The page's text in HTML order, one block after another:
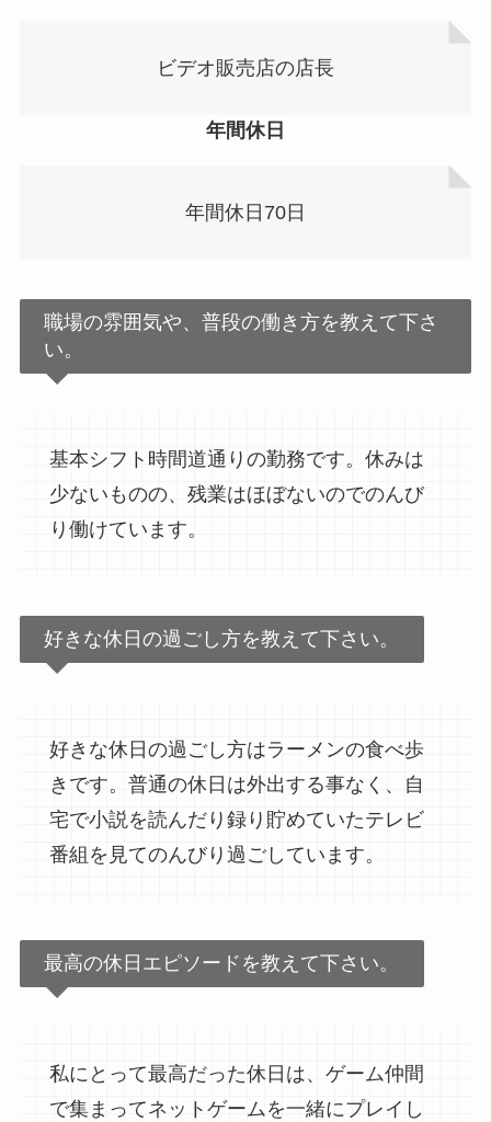
ビデオ販売店の店長
年間休日
年間休日70日
職場の雰囲気や、普段の働き方を教えて下さ
い。
基本シフト時間道通りの勤務です。休みは
少ないものの、残業はほぼないのでのんび
り働けています。
好きな休日の過ごし方を教えて下さい。
好きな休日の過ごし方はラーメンの食べ歩
きです。普通の休日は外出する事なく、自
宅で小説を読んだり録り貯めていたテレビ
番組を見てのんびり過ごしています。
最高の休日エピソードを教えて下さい。
私にとって最高だった休日は、ゲーム仲間
で集まってネットゲームを一緒にプレイし